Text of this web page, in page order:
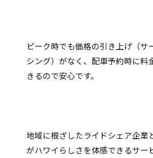
ピーク時でも価格の引き上げ（サ
シング）がなく、配車予約時に料
きるので安心です。
地域に根ざしたライドシェア企業
がハワイらしさを体感できるサー